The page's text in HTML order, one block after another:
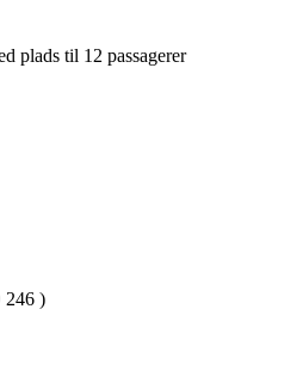
plads til 12 passagerer
246 )